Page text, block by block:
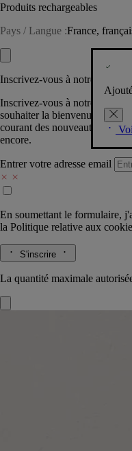
Produits rechargeables
Pays / Langue :France,
Inscrivez-vous à notre
Inscrivez-vous à notre
souhaiter la bienvenue dans
courant des nouveautés,
encore.
Entrer votre adresse email
En soumettant le formulaire,
la Politique relative aux
S'inscrire
La quantité maximale